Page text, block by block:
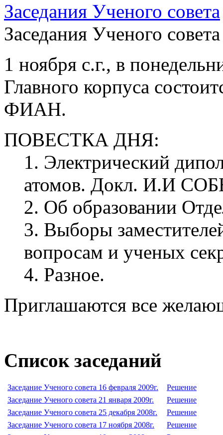
Заседания Ученого совета
Заседания Ученого
1 ноября с.г., в
Главного корпуса
ФИАН.
ПОВЕСТКА ДНЯ:
1. Электрический
атомов. Докл. И.И
2. Об образовании
3. Выборы
вопросам и ученых
4. Разное.
Приглашаются все
Список заседаний
Заседание Ученого совета 16 февраля 2009г.
Решение
Заседание Ученого совета 21 января 2009г.
Решение
Заседание Ученого совета 25 декабря 2008г.
Решение
Заседание Ученого совета 17 ноября 2008г.
Решение